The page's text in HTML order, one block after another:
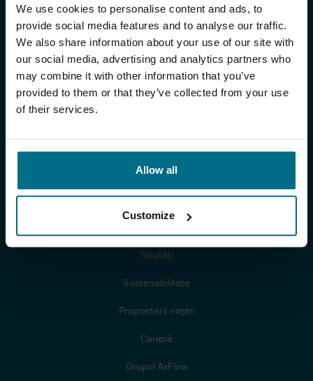
We use cookies to personalise content and ads, to
provide social media features and to analyse our traffic.
We also share information about your use of our site with
our social media, advertising and analytics partners who
may combine it with other information that you’ve
provided to them or that they’ve collected from your use
of their services.
Allow all
Customize
Servicii AxFlow
Centrul European de Distribuție (EDC)
SOLUŢII PENTRU AFACEREA DUMNEAVOASTRĂ
Solutiile noastre pentru aplicatiile Dumneavoastra
Documentaţii şi Studii de caz
Certificări
FIRMA AXFLOW
Noutăţi
Sustenabilitate
Proprietarii noştri
Carieră
Grupul AxFlow